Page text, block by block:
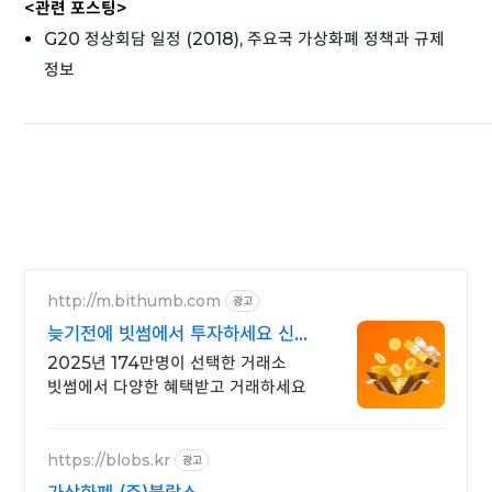
<관련 포스팅>
G20 정상회담 일정 (2018), 주요국 가상화폐 정책과 규제
정보
http://m.bithumb.com 광고
늦기전에 빗썸에서 투자하세요 신규
가입 시 5만원 혜택
2025년 174만명이 선택한 거래소
빗썸에서 다양한 혜택받고 거래하세요
https://blobs.kr 광고